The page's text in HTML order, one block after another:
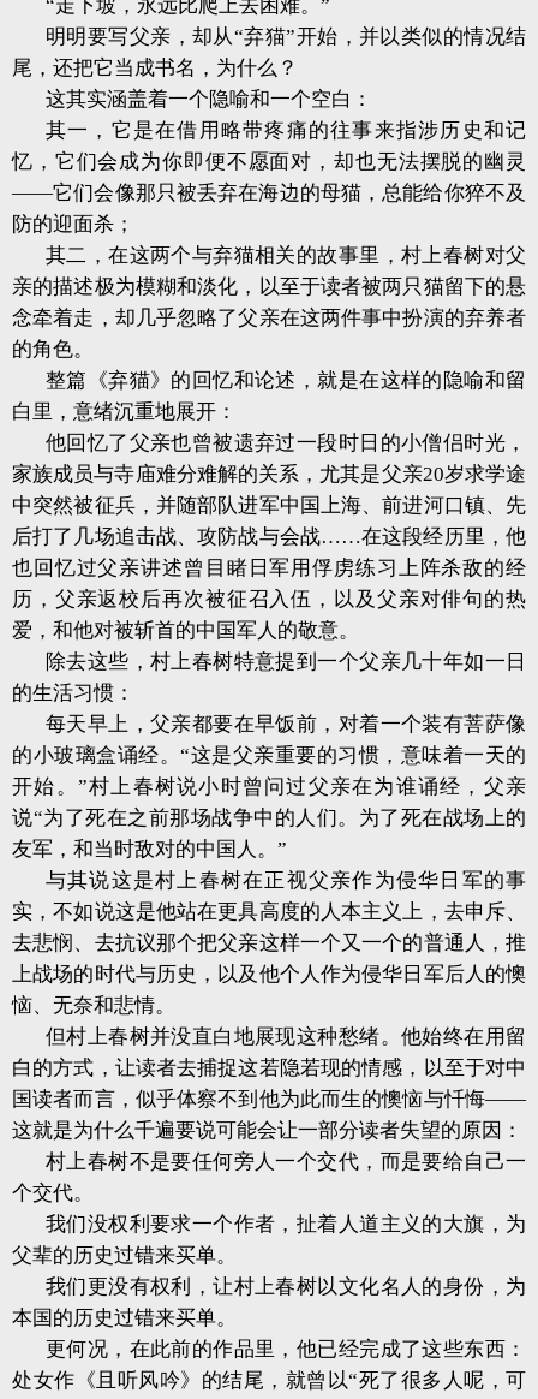
“走下坡，永远比爬上去困难。”
明明要写父亲，却从“弃猫”开始，并以类似的情况结
尾，还把它当成书名，为什么？
这其实涵盖着一个隐喻和一个空白：
其一，它是在借用略带疼痛的往事来指涉历史和记
忆，它们会成为你即便不愿面对，却也无法摆脱的幽灵
——它们会像那只被丢弃在海边的母猫，总能给你猝不及
防的迎面杀；
其二，在这两个与弃猫相关的故事里，村上春树对父
亲的描述极为模糊和淡化，以至于读者被两只猫留下的悬
念牵着走，却几乎忽略了父亲在这两件事中扮演的弃养者
的角色。
整篇《弃猫》的回忆和论述，就是在这样的隐喻和留
白里，意绪沉重地展开：
他回忆了父亲也曾被遗弃过一段时日的小僧侣时光，
家族成员与寺庙难分难解的关系，尤其是父亲20岁求学途
中突然被征兵，并随部队进军中国上海、前进河口镇、先
后打了几场追击战、攻防战与会战……在这段经历里，他
也回忆过父亲讲述曾目睹日军用俘虏练习上阵杀敌的经
历，父亲返校后再次被征召入伍，以及父亲对俳句的热
爱，和他对被斩首的中国军人的敬意。
除去这些，村上春树特意提到一个父亲几十年如一日
的生活习惯：
每天早上，父亲都要在早饭前，对着一个装有菩萨像
的小玻璃盒诵经。“这是父亲重要的习惯，意味着一天的
开始。”村上春树说小时曾问过父亲在为谁诵经，父亲
说“为了死在之前那场战争中的人们。为了死在战场上的
友军，和当时敌对的中国人。”
与其说这是村上春树在正视父亲作为侵华日军的事
实，不如说这是他站在更具高度的人本主义上，去申斥、
去悲悯、去抗议那个把父亲这样一个又一个的普通人，推
上战场的时代与历史，以及他个人作为侵华日军后人的懊
恼、无奈和悲情。
但村上春树并没直白地展现这种愁绪。他始终在用留
白的方式，让读者去捕捉这若隐若现的情感，以至于对中
国读者而言，似乎体察不到他为此而生的懊恼与忏悔——
这就是为什么千遍要说可能会让一部分读者失望的原因：
村上春树不是要任何旁人一个交代，而是要给自己一
个交代。
我们没权利要求一个作者，扯着人道主义的大旗，为
父辈的历史过错来买单。
我们更没有权利，让村上春树以文化名人的身份，为
本国的历史过错来买单。
更何况，在此前的作品里，他已经完成了这些东西：
处女作《且听风吟》的结尾，就曾以“死了很多人呢，可